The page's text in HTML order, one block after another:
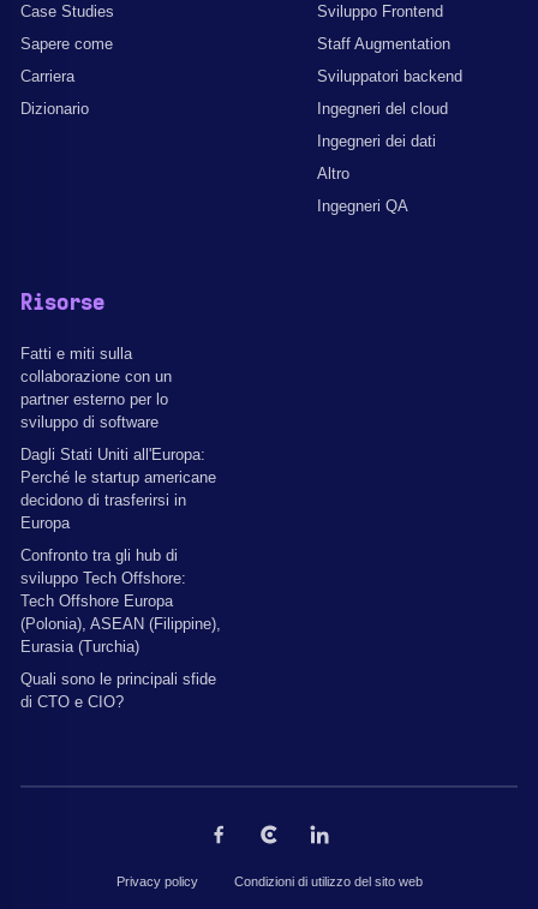
Case Studies
Sapere come
Carriera
Dizionario
Sviluppo Frontend
Staff Augmentation
Sviluppatori backend
Ingegneri del cloud
Ingegneri dei dati
Altro
Ingegneri QA
Risorse
Fatti e miti sulla
collaborazione con un
partner esterno per lo
sviluppo di software
Dagli Stati Uniti all'Europa:
Perché le startup americane
decidono di trasferirsi in
Europa
Confronto tra gli hub di
sviluppo Tech Offshore:
Tech Offshore Europa
(Polonia), ASEAN (Filippine),
Eurasia (Turchia)
Quali sono le principali sfide
di CTO e CIO?
Privacy policy Condizioni di utilizzo del sito web